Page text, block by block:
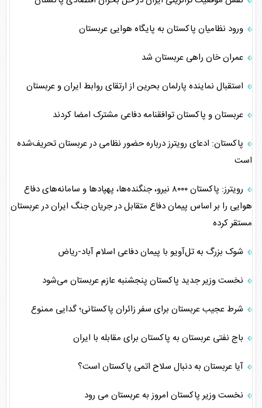
ورود نظامیان پاکستان به پایگاه هوایی عربستان
عمران خان راهی عربستان شد
استقبال نماینده پارلمان بحرین از ارتقای روابط ایران و عربستان
عربستان و پاکستان توافقنامه دفاعی مشترک امضا کردند
پاکستان: ادعای رویترز درباره حضور نظامی در عربستان تحریف‌شده
است
رویترز: پاکستان ۸۰۰۰ نیرو، جنگنده‌ها، پهپاد‌ها و سامانه‌های دفاع
هوایی را بر اساس پیمان دفاع متقابل در جریان جنگ ایران در عربستان
مستقر کرده
شوک بزرگ به تل‌آویو با پیمان دفاعی اسلام آباد-ریاض
نخست وزیر جدید پاکستان پنجشنبه عازم عربستان می‌شود
شرط عجیب عربستان برای سفر زائران پاکستانی؛ گدایی ممنوع
باج نفتی عربستان به پاکستان برای مقابله با ایران
آیا عربستان به دنبال سلاح اتمی پاکستان است؟
نخست وزیر پاکستان امروز به عربستان می رود